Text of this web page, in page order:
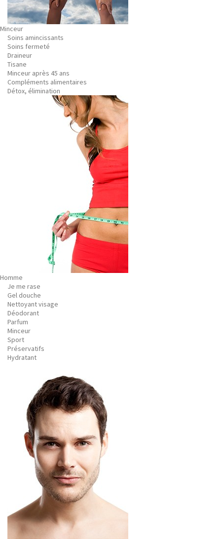
Minceur
Soins amincissants
Soins fermeté
Draineur
Tisane
Minceur après 45 ans
Compléments alimentaires
Détox, élimination
Homme
Je me rase
Gel douche
Nettoyant visage
Déodorant
Parfum
Minceur
Sport
Préservatifs
Hydratant